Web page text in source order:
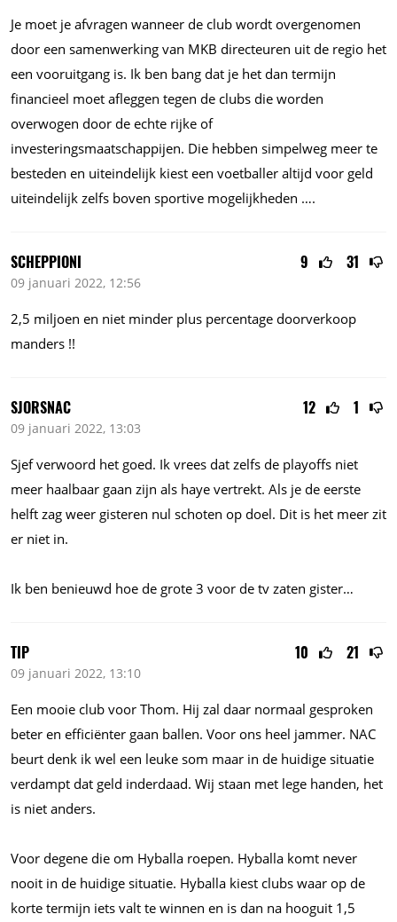
Je moet je afvragen wanneer de club wordt overgenomen
door een samenwerking van MKB directeuren uit de regio het
een vooruitgang is. Ik ben bang dat je het dan termijn
financieel moet afleggen tegen de clubs die worden
overwogen door de echte rijke of
investeringsmaatschappijen. Die hebben simpelweg meer te
besteden en uiteindelijk kiest een voetballer altijd voor geld
uiteindelijk zelfs boven sportive mogelijkheden ….
9 31
SCHEPPIONI
09 januari 2022, 12:56
2,5 miljoen en niet minder plus percentage doorverkoop
manders !!
12 1
SJORSNAC
09 januari 2022, 13:03
Sjef verwoord het goed. Ik vrees dat zelfs de playoffs niet
meer haalbaar gaan zijn als haye vertrekt. Als je de eerste
helft zag weer gisteren nul schoten op doel. Dit is het meer zit
er niet in.
Ik ben benieuwd hoe de grote 3 voor de tv zaten gister…
10 21
TIP
09 januari 2022, 13:10
Een mooie club voor Thom. Hij zal daar normaal gesproken
beter en efficiënter gaan ballen. Voor ons heel jammer. NAC
beurt denk ik wel een leuke som maar in de huidige situatie
verdampt dat geld inderdaad. Wij staan met lege handen, het
is niet anders.
Voor degene die om Hyballa roepen. Hyballa komt never
nooit in de huidige situatie. Hyballa kiest clubs waar op de
korte termijn iets valt te winnen en is dan na hooguit 1,5